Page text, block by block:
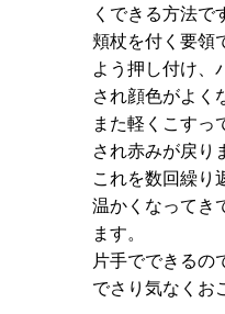
くできる方法で
頬杖を付く要領
よう押し付け、
され顔色がよく
また軽くこすっ
され赤みが戻り
これを数回繰り
温かくなってき
ます。
片手でできるの
でさり気なくお